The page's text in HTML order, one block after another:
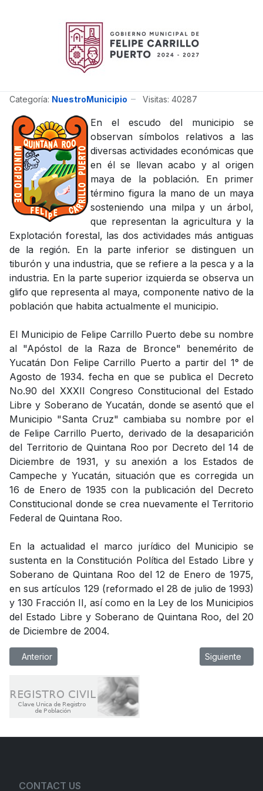
Categoría: NuestroMunicipio Visitas: 40287
En el escudo del municipio se
observan símbolos relativos a las
diversas actividades económicas que
en él se llevan acabo y al origen
maya de la población. En primer
término figura la mano de un maya
sosteniendo una milpa y un árbol,
que representan la agricultura y la
Explotación forestal, las dos actividades más antiguas
de la región. En la parte inferior se distinguen un
tiburón y una industria, que se refiere a la pesca y a la
industria. En la parte superior izquierda se observa un
glifo que representa al maya, componente nativo de la
población que habita actualmente el municipio.
El Municipio de Felipe Carrillo Puerto debe su nombre
al "Apóstol de la Raza de Bronce" benemérito de
Yucatán Don Felipe Carrillo Puerto a partir del 1° de
Agosto de 1934. fecha en que se publica el Decreto
No.90 del XXXII Congreso Constitucional del Estado
Libre y Soberano de Yucatán, donde se asentó que el
Municipio "Santa Cruz" cambiaba su nombre por el
de Felipe Carrillo Puerto, derivado de la desaparición
del Territorio de Quintana Roo por Decreto del 14 de
Diciembre de 1931, y su anexión a los Estados de
Campeche y Yucatán, situación que es corregida un
16 de Enero de 1935 con la publicación del Decreto
Constitucional donde se crea nuevamente el Territorio
Federal de Quintana Roo.
En la actualidad el marco jurídico del Municipio se
sustenta en la Constitución Política del Estado Libre y
Soberano de Quintana Roo del 12 de Enero de 1975,
en sus artículos 129 (reformado el 28 de julio de 1993)
y 130 Fracción II, así como en la Ley de los Municipios
del Estado Libre y Soberano de Quintana Roo, del 20
de Diciembre de 2004.
Artículo anterior: Ubicación
Anterior Artículo
Siguiente
CONTACT US